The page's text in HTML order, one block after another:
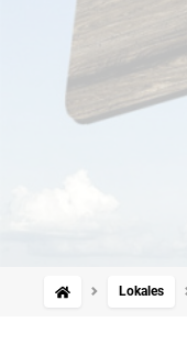
Lokales